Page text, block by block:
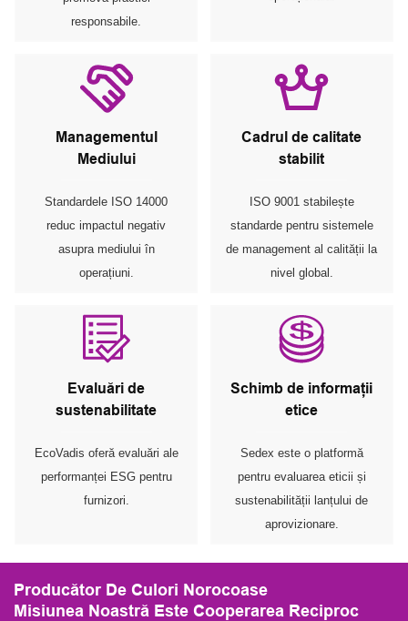
responsabile.
Managementul
Mediului
Standardele ISO 14000
reduc impactul negativ
asupra mediului în
operațiuni.
Cadrul de calitate
stabilit
ISO 9001 stabilește
standarde pentru sistemele
de management al calității la
nivel global.
Evaluări de
sustenabilitate
EcoVadis oferă evaluări ale
performanței ESG pentru
furnizori.
Schimb de informații
etice
Sedex este o platformă
pentru evaluarea eticii și
sustenabilității lanțului de
aprovizionare.
Producător De Culori Norocoase
Misiunea Noastră Este Cooperarea Reciproc